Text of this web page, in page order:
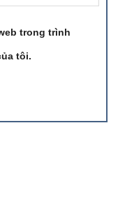
trong trình
tôi.